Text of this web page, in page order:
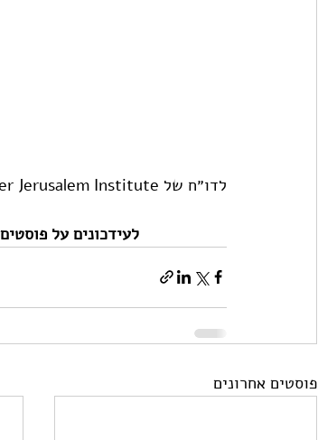
לדו״ח של The Van Leer Jerusalem Institute - מכון ון ליר בירושלים -
לעידכונים על
פוסטים אחרונים